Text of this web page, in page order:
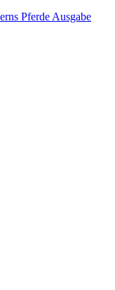
Pferde Ausgabe